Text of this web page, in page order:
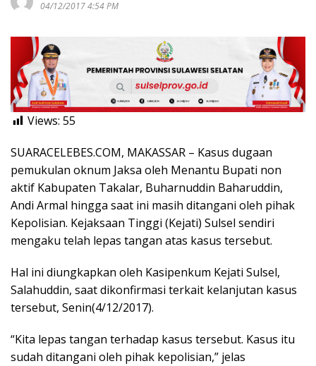
04/12/2017 4:54 PM
Views: 55
SUARACELEBES.COM, MAKASSAR – Kasus dugaan
pemukulan oknum Jaksa oleh Menantu Bupati non
aktif Kabupaten Takalar, Buharnuddin Baharuddin,
Andi Armal hingga saat ini masih ditangani oleh pihak
Kepolisian. Kejaksaan Tinggi (Kejati) Sulsel sendiri
mengaku telah lepas tangan atas kasus tersebut.
Hal ini diungkapkan oleh Kasipenkum Kejati Sulsel,
Salahuddin, saat dikonfirmasi terkait kelanjutan kasus
tersebut, Senin(4/12/2017).
“Kita lepas tangan terhadap kasus tersebut. Kasus itu
sudah ditangani oleh pihak kepolisian,” jelas